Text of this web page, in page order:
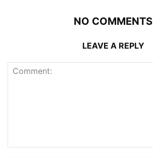
NO COMMENTS
LEAVE A REPLY